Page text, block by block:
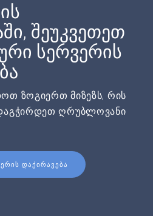
შეუკვეთეთ
სერვერის
ზოგიერთ მიზეზს, რის
ღრუბლოვანი
ᲓᲐᲥᲘᲠᲐᲕᲔᲑᲐ